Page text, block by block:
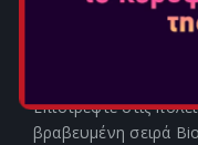
Η συλλογή
προηγούμενους
Επιστρέψτε στις
βραβευμένη σειρά